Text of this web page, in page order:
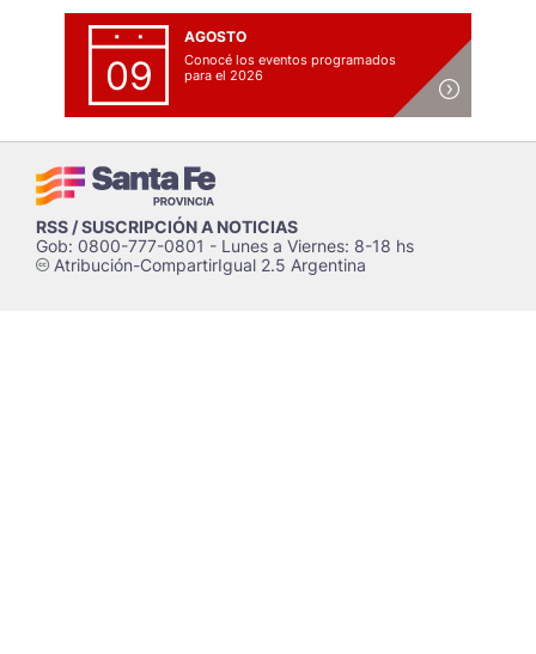
09
AGOSTO
Conocé los eventos programados
para el 2026
RSS / SUSCRIPCIÓN A NOTICIAS
Gob: 0800-777-0801 - Lunes a Viernes: 8-18 hs
cAtribución-CompartirIgual 2.5 Argentina